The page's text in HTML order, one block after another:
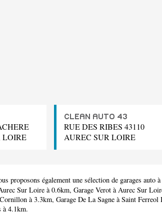
LOIRE
CLEAN AUTO 43
RUE DES RIBES 43110
AUREC SUR LOIRE
proposons également une sélection de garages auto
Sur Loire à 0.6km, Garage Verot à Aurec Sur
à 3.3km, Garage De La Sagne à Saint Ferreol
à 4.1km.